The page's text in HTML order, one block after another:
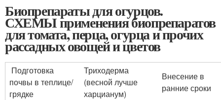
Биопрепараты для огурцов.
СХЕМЫ применения биопрепаратов
для томата, перца, огурца и прочих
рассадных овощей и цветов
Подготовка
почвы в теплице/
грядке
Триходерма
(весной лучше
харцианум)
Внесение в
ранние сроки